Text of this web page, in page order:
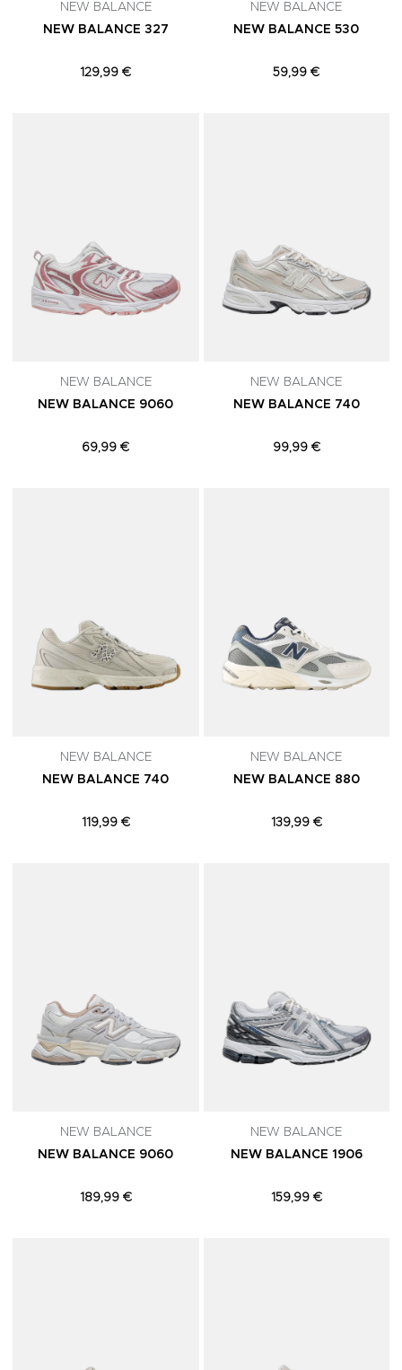
NEW BALANCE
NEW BALANCE 327
129,99 €
NEW BALANCE
NEW BALANCE 530
59,99 €
NEW BALANCE
NEW BALANCE 9060
69,99 €
NEW BALANCE
NEW BALANCE 740
99,99 €
NEW BALANCE
NEW BALANCE 740
119,99 €
NEW BALANCE
NEW BALANCE 880
139,99 €
NEW BALANCE
NEW BALANCE 9060
189,99 €
NEW BALANCE
NEW BALANCE 1906
159,99 €